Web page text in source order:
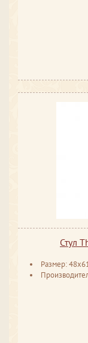
Стул
Размер: